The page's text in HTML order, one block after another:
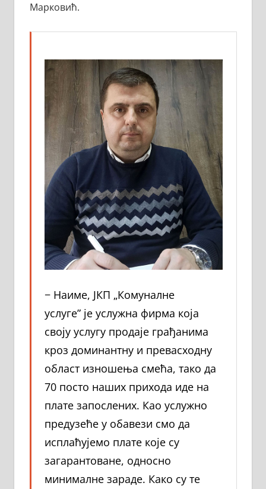
Марковић.
− Наиме, ЈКП „Комуналне
услуге” је услужна фирма која
своју услугу продаје грађанима
кроз доминантну и превасходну
област изношења смећа, тако да
70 посто наших прихода иде на
плате запослених. Као услужно
предузеће у обавези смо да
исплаћујемо плате које су
загарантоване, односно
минималне зараде. Како су те